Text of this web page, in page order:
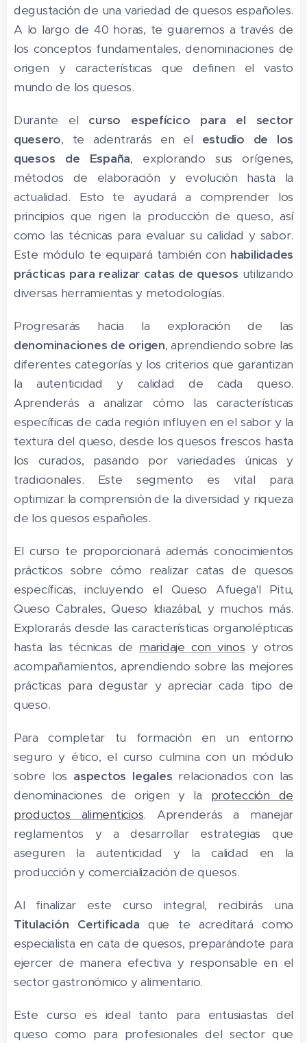
degustación de una variedad de quesos españoles.
A lo largo de 40 horas, te guiaremos a través de
los conceptos fundamentales, denominaciones de
origen y características que definen el vasto
mundo de los quesos.
Durante el curso espefícico para el sector
quesero, te adentrarás en el estudio de los
quesos de España, explorando sus orígenes,
métodos de elaboración y evolución hasta la
actualidad. Esto te ayudará a comprender los
principios que rigen la producción de queso, así
como las técnicas para evaluar su calidad y sabor.
Este módulo te equipará también con habilidades
prácticas para realizar catas de quesos utilizando
diversas herramientas y metodologías.
Progresarás hacia la exploración de las
denominaciones de origen, aprendiendo sobre las
diferentes categorías y los criterios que garantizan
la autenticidad y calidad de cada queso.
Aprenderás a analizar cómo las características
específicas de cada región influyen en el sabor y la
textura del queso, desde los quesos frescos hasta
los curados, pasando por variedades únicas y
tradicionales. Este segmento es vital para
optimizar la comprensión de la diversidad y riqueza
de los quesos españoles.
El curso te proporcionará además conocimientos
prácticos sobre cómo realizar catas de quesos
específicas, incluyendo el Queso Afuega'l Pitu,
Queso Cabrales, Queso Idiazábal, y muchos más.
Explorarás desde las características organolépticas
hasta las técnicas de maridaje con vinos y otros
acompañamientos, aprendiendo sobre las mejores
prácticas para degustar y apreciar cada tipo de
queso.
Para completar tu formación en un entorno
seguro y ético, el curso culmina con un módulo
sobre los aspectos legales relacionados con las
denominaciones de origen y la protección de
productos alimenticios. Aprenderás a manejar
reglamentos y a desarrollar estrategias que
aseguren la autenticidad y la calidad en la
producción y comercialización de quesos.
Al finalizar este curso integral, recibirás una
Titulación Certificada que te acreditará como
especialista en cata de quesos, preparándote para
ejercer de manera efectiva y responsable en el
sector gastronómico y alimentario.
Este curso es ideal tanto para entusiastas del
queso como para profesionales del sector que